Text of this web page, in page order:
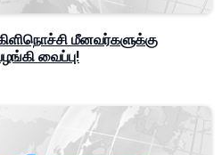
கிளிநொச்சி மீனவர்களுக்கு
வைப்பு!